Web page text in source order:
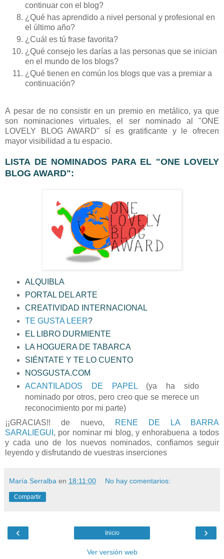
continuar con el blog?
¿Qué has aprendido a nivel personal y profesional en
el último año?
¿Cuál es tú frase favorita?
¿Qué consejo les darías a las personas que se inician
en el mundo de los blogs?
¿Qué tienen en común los blogs que vas a premiar a
continuación?
A pesar de no consistir en un premio en metálico, ya que
son nominaciones virtuales, el ser nominado al "ONE
LOVELY BLOG AWARD" sí es gratificante y le ofrecen
mayor visibilidad a tu espacio.
LISTA DE NOMINADOS PARA EL "ONE LOVELY
BLOG AWARD":
ALQUIBLA
PORTAL DEL ARTE
CREATIVIDAD INTERNACIONAL
TE GUSTA LEER?
EL LIBRO DURMIENTE
LA HOGUERA DE TABARCA
SIÉNTATE Y TE LO CUENTO
NOSGUSTA.COM
ACANTILADOS DE PAPEL(ya ha sido
nominado por otros, pero creo que se merece un
reconocimiento por mi parte)
¡¡GRACIAS!! de nuevo,
RENE DE LA BARRA
SARALIEGUI , por nominar mi blog, y enhorabuena a todos
y cada uno de los nuevos nominados, confiamos seguir
leyendo y disfrutando de vuestras inserciones
María Serralba en 18:11:00 No hay comentarios:
Compartir
‹ ›
Inicio
Ver versión web